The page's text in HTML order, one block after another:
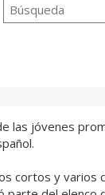
las jóvenes
cortos y varios